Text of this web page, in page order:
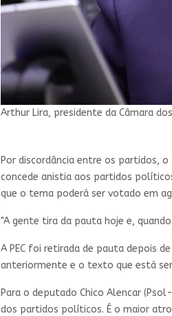
Arthur Lira, presidente da Câmara
Por discordância entre os partidos,
concede anistia aos partidos
que o tema poderá ser votado em
"A gente tira da pauta hoje e,
A PEC foi retirada de pauta depois
anteriormente e o texto que está
Para o deputado Chico Alencar
dos partidos políticos. É o maior